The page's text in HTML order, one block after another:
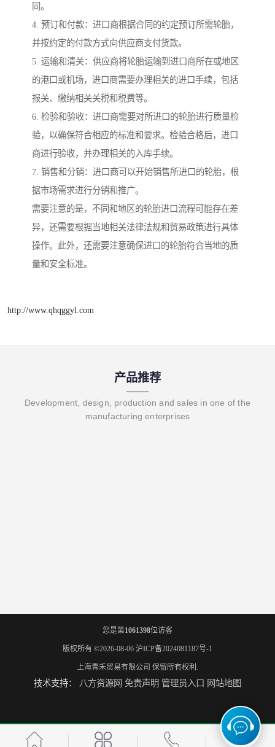
同。
4. 预订和付款：进口商根据合同的约定预订所需轮胎，
并按约定的付款方式向供应商支付货款。
5. 运输和清关：供应商将轮胎运输到进口商所在或地区
的港口或机场，进口商需要办理相关的进口手续，包括
报关、缴纳相关关税和税费等。
6. 检验和验收：进口商需要对所进口的轮胎进行质量检
验，以确保符合相应的标准和要求。检验合格后，进口
商进行验收，并办理相关的入库手续。
7. 销售和分销：进口商可以开始销售所进口的轮胎，根
据市场需求进行分销和推广。
需要注意的是，不同和地区的轮胎进口流程可能存在差
异，还需要根据当地相关法律法规和贸易政策进行具体
操作。此外，还需要注意确保进口的轮胎符合当地的质
量和安全标准。
http://www.qhqggyl.com
产品推荐
Development, design, production and sales in one of the
manufacturing enterprises
您是第1061398位访客
版权所有 ©2026-08-06 沪ICP备2024081187号-1
上海青禾贸易有限公司 保留所有权利.
技术支持： 八方资源网 免责声明 管理员入口 网站地图